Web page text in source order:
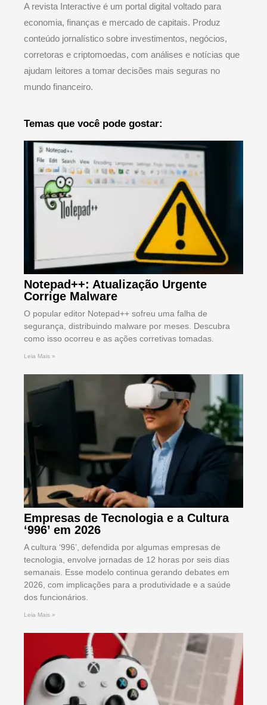
A revista Interactive é um portal digital voltado para
economia, finanças e mercado de capitais. Produz
conteúdo jornalístico sobre investimentos, negócios,
corretoras e criptomoedas, com análises e notícias que
ajudam leitores a tomar decisões mais seguras no
mundo financeiro.
Temas que você pode gostar:
Notepad++: Atualização Urgente
Corrige Malware
O popular editor Notepad++ sofreu uma falha de
segurança, distribuindo malware por meses. Descubra
como isso ocorreu e as ações corretivas tomadas.
Leia Mais »
Empresas de Tecnologia e a Cultura
‘996’ em 2026
A cultura ‘996’, defendida por algumas empresas de
tecnologia, envolve jornadas de 12 horas por seis dias
semanais. Esse modelo continua gerando debates em
2026, com implicações para a produtividade e a saúde
dos funcionários.
Leia Mais »